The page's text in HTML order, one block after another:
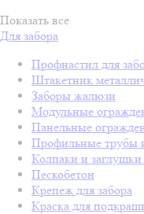
Показать все
Для забора
Профнастил для
Штакетник
Заборы жалюзи
Модульные
Панельные
Профильные трубы
Колпаки и заглушки
Пескобетон
Крепеж для забора
Краска для